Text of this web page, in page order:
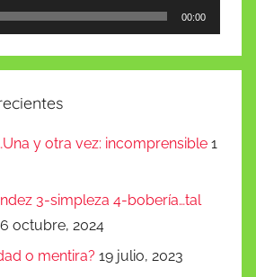
00:00
y otra vez: incomprensible 1
3-simpleza 4-bobería…tal
octubre, 2024
o mentira? 19 julio, 2023